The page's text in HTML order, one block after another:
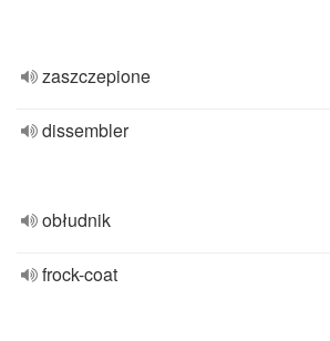
zaszczepione
dissembler
obłudnik
frock-coat